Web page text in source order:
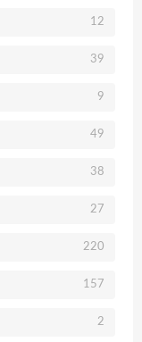
12
39
9
49
38
27
220
157
2